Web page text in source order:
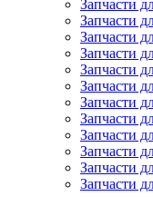
Запчасти
Запчасти
Запчасти
Запчасти
Запчасти
Запчасти
Запчасти
Запчасти
Запчасти
Запчасти
Запчасти
Запчасти